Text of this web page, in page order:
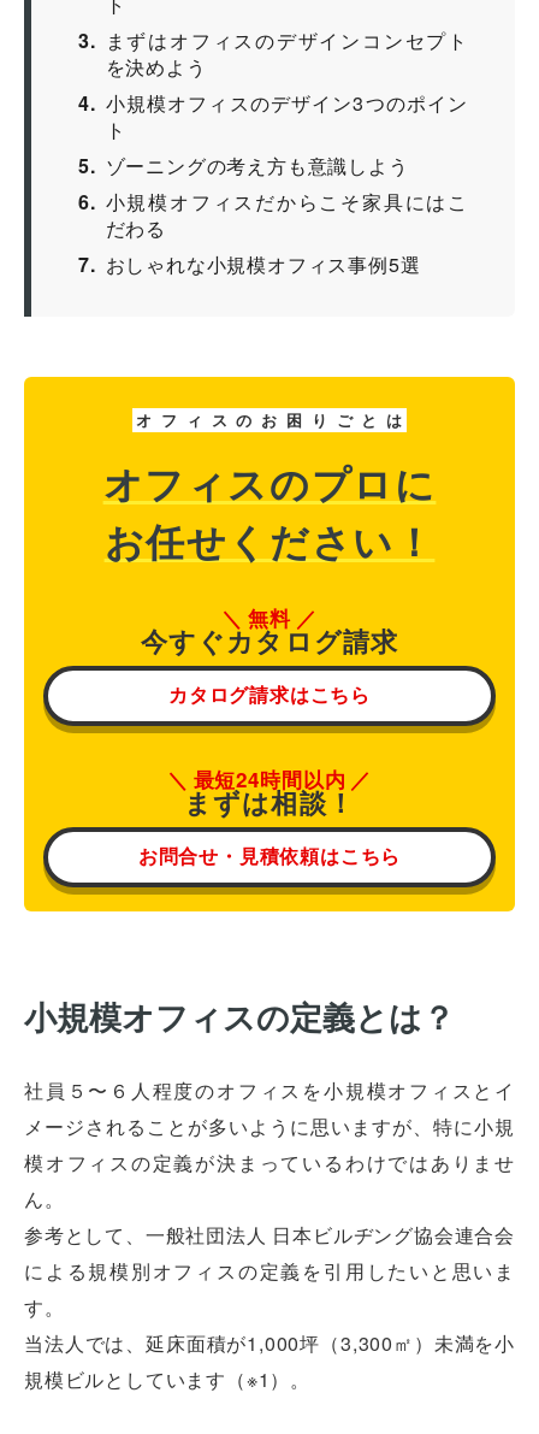
3
まずはオフィスのデザインコンセプト
を決めよう
4
小規模オフィスのデザイン3つのポイン
ト
5
ゾーニングの考え方も意識しよう
6
小規模オフィスだからこそ家具にはこ
だわる
7
おしゃれな小規模オフィス事例5選
オ フ ィ ス の お 困 り ご と は
オフィスのプロに
お任せください！
無料
今すぐカタログ請求
カタログ請求はこちら
最短24時間以内
まずは相談！
お問合せ・見積依頼はこちら
小規模オフィスの定義とは？
社員５〜６人程度のオフィスを小規模オフィスとイ
メージされることが多いように思いますが、特に小規
模オフィスの定義が決まっているわけではありませ
ん。
参考として、一般社団法人 日本ビルヂング協会連合会
による規模別オフィスの定義を引用したいと思いま
す。
当法人では、延床面積が1,000坪（3,300㎡）未満を小
規模ビルとしています（※1）。